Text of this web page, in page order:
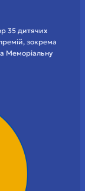
35 дитячих
зокрема
Меморіальну